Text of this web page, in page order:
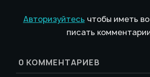
Авторизуйтесь чтобы иметь
писать
0 КОММЕНТАРИЕВ